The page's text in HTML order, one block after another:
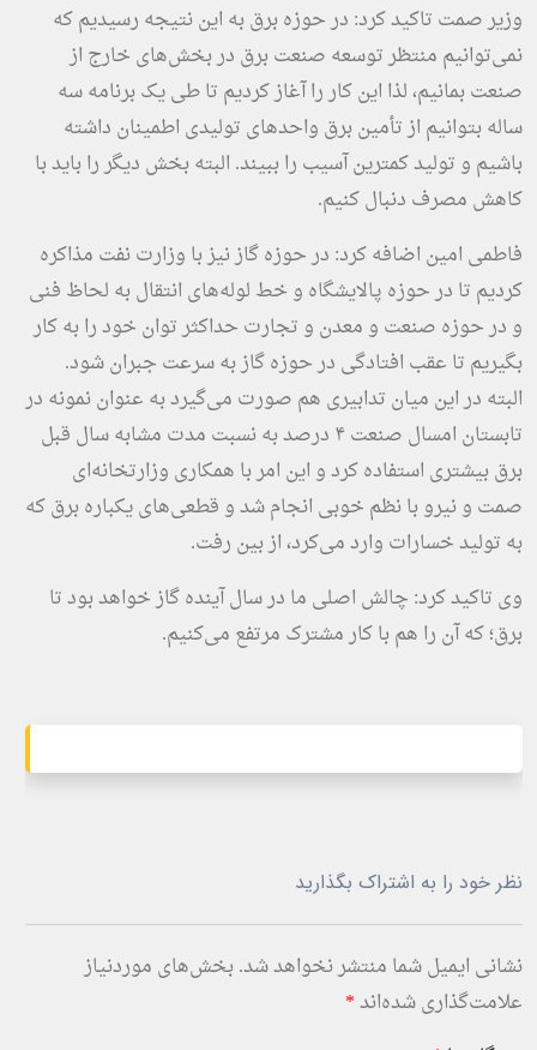
وزیر صمت تاکید کرد: در حوزه برق به این نتیجه رسیدیم که
نمی‌توانیم منتظر توسعه صنعت برق در بخش‌های خارج از
صنعت بمانیم، لذا این کار را آغاز کردیم تا طی یک برنامه سه
ساله بتوانیم از تأمین برق واحدهای تولیدی اطمینان داشته
باشیم و تولید کمترین آسیب را ببیند. البته بخش دیگر را باید با
کاهش مصرف دنبال کنیم.
فاطمی امین اضافه کرد: در حوزه گاز نیز با وزارت نفت مذاکره
کردیم تا در حوزه پالایشگاه و خط لوله‌های انتقال به لحاظ فنی
و در حوزه صنعت و معدن و تجارت حداکثر توان خود را به کار
بگیریم تا عقب افتادگی در حوزه گاز به سرعت جبران شود.
البته در این میان تدابیری هم صورت می‌گیرد به عنوان نمونه در
تابستان امسال صنعت ۴ درصد به نسبت مدت مشابه سال قبل
برق بیشتری استفاده کرد و این امر با همکاری وزارتخانه‌ای
صمت و نیرو با نظم خوبی انجام شد و قطعی‌های یکباره برق که
به تولید خسارات وارد می‌کرد، از بین رفت.
وی تاکید کرد: چالش اصلی ما در سال آینده گاز خواهد بود تا
برق؛ که آن را هم با کار مشترک مرتفع می‌کنیم.
نظر خود را به اشتراک بگذارید
نشانی ایمیل شما منتشر نخواهد شد. بخش‌های موردنیاز
علامت‌گذاری شده‌اند*